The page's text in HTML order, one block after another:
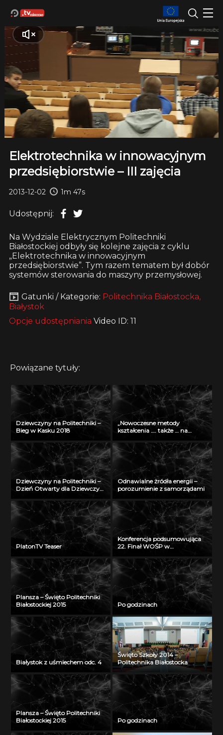
Elektrotechnika w innowacyjnym
przedsiębiorstwie – III zajęcia
2013-12-02 1m 47s
Udostępnij:
Na Wydziale Elektrycznym Politechniki
Białostockiej odbyły się kolejne zajęcia z cyklu
„Elektrotechnika w innowacyjnym
przedsiębiorstwie”. Tym razem tematem był dobór
systemów sterowania do maszyny przemysłowej.
Gatunki / Kategorie: Politechnika Białostocka,
Białystok
Opcje udostępniania Video ID: 11
Powiązane tytuły:
Dziewczyny na Politechniki –
Bieg w Kasku 2018
„Nowoczesne metody
kształcenia …. także … na
Radiu Akadera – 11 grudzień
2012
Dziewczyny na Politechniki –
Dzień Otwarty dla Dziewczyn
Odnawialne żródła energii –
porozumienie z samorządami
PlatonTV Teaser
Konferencja podsumowująca
22. Finał WOŚP w
Plansza – Święto Politechniki
Białostockiej 2015
Po godzinach
Białystok z uśmiechem odc. 4
Święto Szkoły 2014 –
Politechnika Białostocka
Plansza – Święto Politechniki
Białostockiej 2015
Po godzinach